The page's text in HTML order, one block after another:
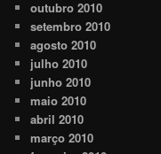
outubro 2010
setembro 2010
agosto 2010
julho 2010
junho 2010
maio 2010
abril 2010
março 2010